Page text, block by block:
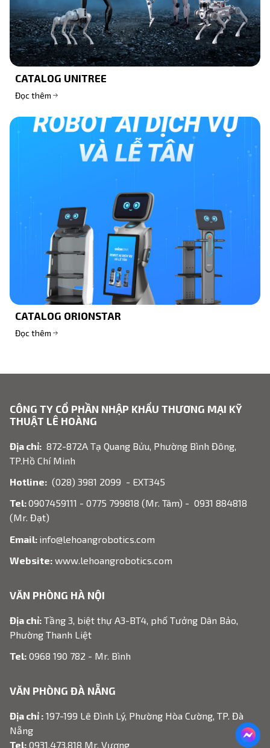
CATALOG UNITREE
Đọc thêm
CATALOG ORIONSTAR
Đọc thêm
CÔNG TY CỔ PHẦN NHẬP KHẨU THƯƠNG MẠI KỸ
THUẬT LÊ HOÀNG
Địa chỉ: 872-872A Tạ Quang Bửu, Phường Bình Đông,
TP.Hồ Chí Minh
Hotline: (028) 3981 2099 - EXT345
Tel:0907459111 - 0775 799818 (Mr. Tâm) - 0931 884818
(Mr. Đạt)
Email: info@lehoangrobotics.com
Website: www.lehoangrobotics.com
VĂN PHÒNG HÀ NỘI
Địa chỉ: Tầng 3, biệt thự A3-BT4, phố Tưởng Dân Bảo,
Phường Thanh Liệt
Tel: 0968 190 782 - Mr. Bình
VĂN PHÒNG ĐÀ NẴNG
Địa chỉ : 197-199 Lê Đình Lý, Phường Hòa Cường, TP. Đà
Nẵng
Tel: 0931.473.818 Mr. Vương